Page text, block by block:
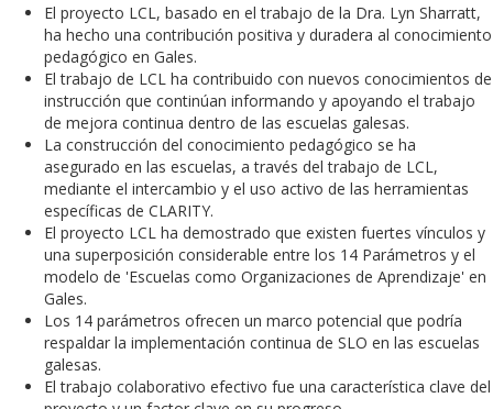
El proyecto LCL, basado en el trabajo de la Dra. Lyn Sharratt,
ha hecho una contribución positiva y duradera al conocimiento
pedagógico en Gales.
El trabajo de LCL ha contribuido con nuevos conocimientos de
instrucción que continúan informando y apoyando el trabajo
de mejora continua dentro de las escuelas galesas.
La construcción del conocimiento pedagógico se ha
asegurado en las escuelas, a través del trabajo de LCL,
mediante el intercambio y el uso activo de las herramientas
específicas de CLARITY.
El proyecto LCL ha demostrado que existen fuertes vínculos y
una superposición considerable entre los 14 Parámetros y el
modelo de 'Escuelas como Organizaciones de Aprendizaje' en
Gales.
Los 14 parámetros ofrecen un marco potencial que podría
respaldar la implementación continua de SLO en las escuelas
galesas.
El trabajo colaborativo efectivo fue una característica clave del